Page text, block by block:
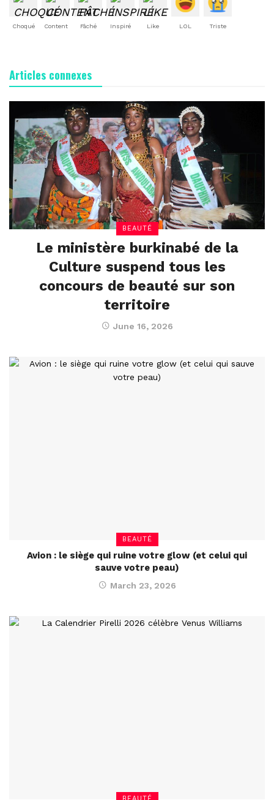
Choqué Content Fâché Inspiré Like LOL Triste
Articles connexes
BEAUTÉ
Le ministère burkinabé de la
Culture suspend tous les
concours de beauté sur son
territoire
June 16, 2026
BEAUTÉ
Avion : le siège qui ruine votre glow (et celui qui
sauve votre peau)
March 23, 2026